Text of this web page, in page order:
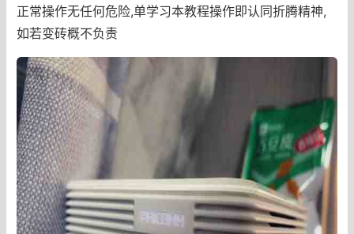
正常操作无任何危险,单学习本教程操作即认同折腾精神,
如若变砖概不负责